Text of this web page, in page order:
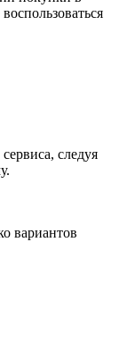
следуя
вариантов